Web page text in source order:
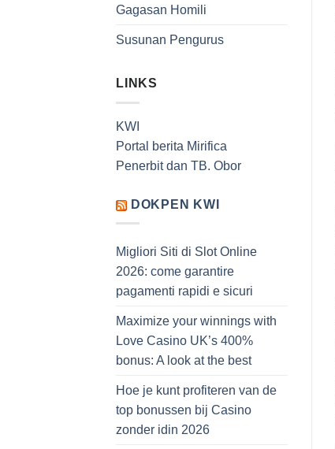
Gagasan Homili
Susunan Pengurus
LINKS
KWI
Portal berita Mirifica
Penerbit dan TB. Obor
DOKPEN KWI
Migliori Siti di Slot Online
2026: come garantire
pagamenti rapidi e sicuri
Maximize your winnings with
Love Casino UK’s 400%
bonus: A look at the best
Hoe je kunt profiteren van de
top bonussen bij Casino
zonder idin 2026